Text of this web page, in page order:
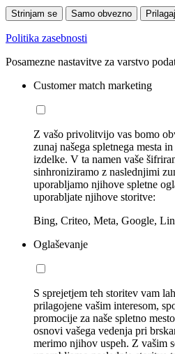
Strinjam se Samo obvezno
Politika zasebnosti
Posamezne nastavitve za varstvo
Customer match marketing
Z vašo privolitvijo vas bomo
zunaj našega spletnega mesta
izdelke. V ta namen vaše
sinhroniziramo z naslednjimi
uporabljamo njihove spletne
uporabljate njihove storitve:
Bing, Criteo, Meta, Google,
Oglaševanje
S sprejetjem teh storitev vam
prilagojene vašim interesom,
promocije za naše spletno
osnovi vašega vedenja pri
merimo njihov uspeh. Z vašim